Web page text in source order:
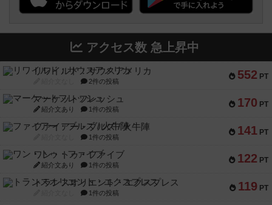
アクセス数 急上昇中
552 PT
リワイルド：サウスアメリカ
2件の投稿
170 PT
マーケットフレッシュ
紹介文あり 1件の投稿
141 PT
ファイアー・ブルズ / 火牛陣
1件の投稿
122 PT
ワン・トゥ・ファイブ
紹介文あり 1件の投稿
119 PT
トランスオリエント・エクスプレス
1件の投稿